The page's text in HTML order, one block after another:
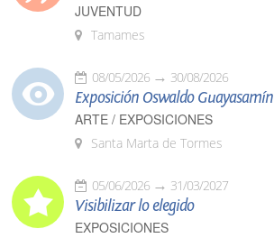
JUVENTUD
Tamames
08/05/2026 30/08/2026
Exposición Oswaldo Guayasamín
ARTE / EXPOSICIONES
Santa Marta de Tormes
05/06/2026 31/03/2027
Visibilizar lo elegido
EXPOSICIONES